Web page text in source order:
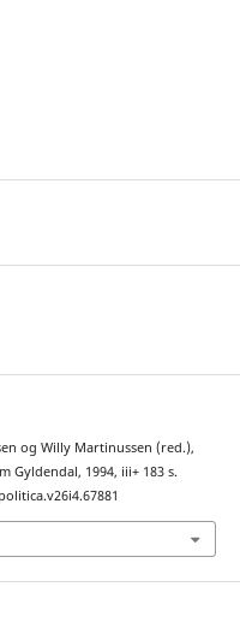
og Willy Martinussen (red.),
Gyldendal, 1994, iii+ 183 s.